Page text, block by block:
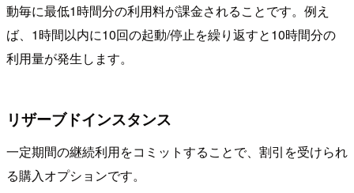
動毎に最低1時間分の利用料が課金されることです。例え
ば、1時間以内に10回の起動/停止を繰り返すと10時間分の
利用量が発生します。
リザーブドインスタンス
一定期間の継続利用をコミットすることで、割引を受けられ
る購入オプションです。